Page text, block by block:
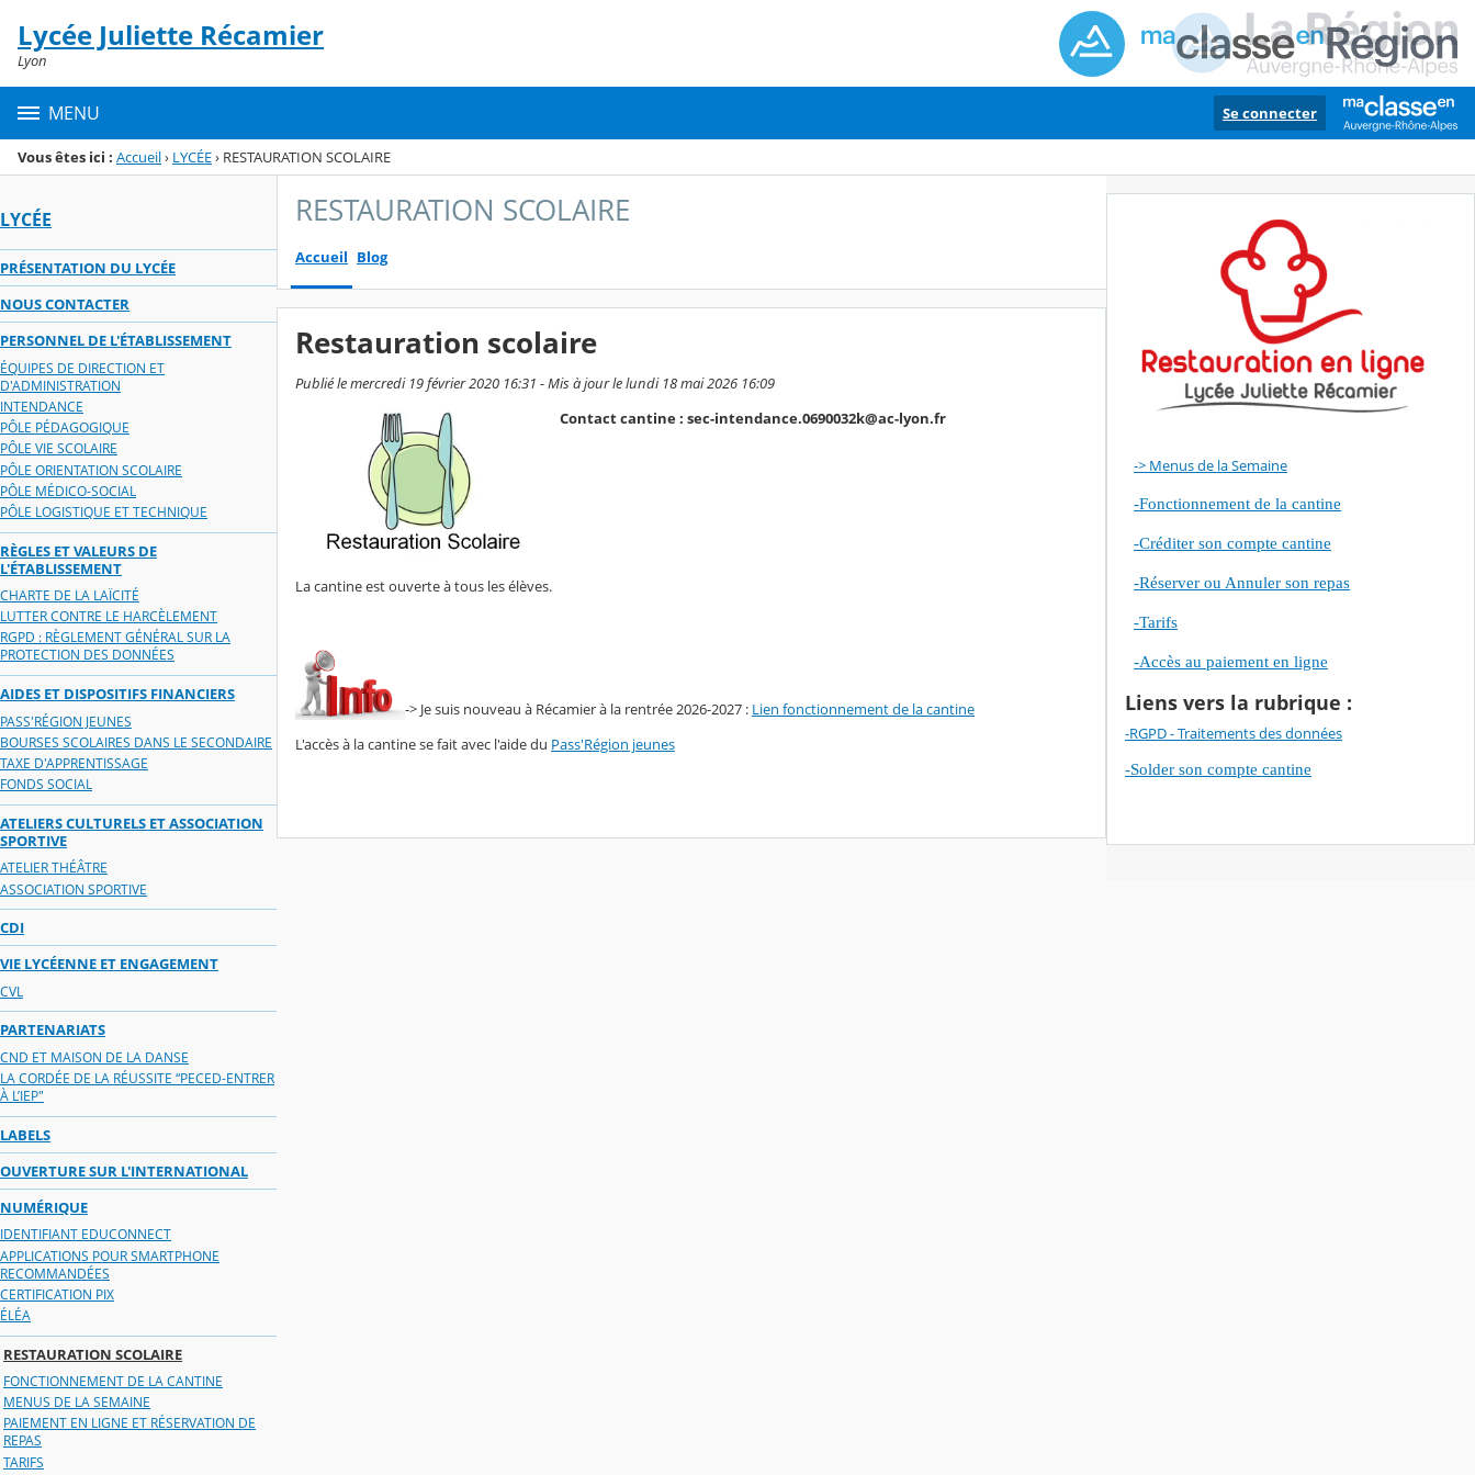
Menu de la rubrique
Contenu
Lycée Juliette Récamier
Lyon
MENU Se connecter
Vous êtes ici : Accueil› LYCÉE› RESTAURATION SCOLAIRE
LYCÉE
PRÉSENTATION DU LYCÉE
NOUS CONTACTER
PERSONNEL DE L'ÉTABLISSEMENT
ÉQUIPES DE DIRECTION ET
D'ADMINISTRATION
INTENDANCE
PÔLE PÉDAGOGIQUE
PÔLE VIE SCOLAIRE
PÔLE ORIENTATION SCOLAIRE
PÔLE MÉDICO-SOCIAL
PÔLE LOGISTIQUE ET TECHNIQUE
RÈGLES ET VALEURS DE
L'ÉTABLISSEMENT
CHARTE DE LA LAÏCITÉ
LUTTER CONTRE LE HARCÈLEMENT
RGPD : RÈGLEMENT GÉNÉRAL SUR LA
PROTECTION DES DONNÉES
AIDES ET DISPOSITIFS FINANCIERS
PASS'RÉGION JEUNES
BOURSES SCOLAIRES DANS LE SECONDAIRE
TAXE D'APPRENTISSAGE
FONDS SOCIAL
ATELIERS CULTURELS ET ASSOCIATION
SPORTIVE
ATELIER THÉÂTRE
ASSOCIATION SPORTIVE
CDI
VIE LYCÉENNE ET ENGAGEMENT
CVL
PARTENARIATS
CND ET MAISON DE LA DANSE
LA CORDÉE DE LA RÉUSSITE “PECED-ENTRER
À L’IEP"
LABELS
OUVERTURE SUR L'INTERNATIONAL
NUMÉRIQUE
IDENTIFIANT EDUCONNECT
APPLICATIONS POUR SMARTPHONE
RECOMMANDÉES
CERTIFICATION PIX
ÉLÉA
RESTAURATION SCOLAIRE
FONCTIONNEMENT DE LA CANTINE
MENUS DE LA SEMAINE
PAIEMENT EN LIGNE ET RÉSERVATION DE
REPAS
TARIFS
RESTAURATION SCOLAIRE
Accueil Blog
Restauration scolaire
Publié le mercredi 19 février 2020 16:31 - Mis à jour le lundi 18 mai 2026 16:09
Contact cantine : sec-intendance.0690032k@ac-lyon.fr
La cantine est ouverte à tous les élèves.
-> Je suis nouveau à Récamier à la rentrée 2026-2027 : Lien fonctionnement de la cantine
L'accès à la cantine se fait avec l'aide du Pass'Région jeunes
-> Menus de la Semaine
-Fonctionnement de la cantine
-Créditer son compte cantine
-Réserver ou Annuler son repas
-Tarifs
-Accès au paiement en ligne
Liens vers la rubrique :
-RGPD - Traitements des données
-Solder son compte cantine